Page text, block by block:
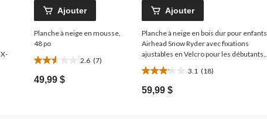
X-
Ajouter
Planche à neige en mousse,
48 po
2.6 (7)
2.6
étoile(s)
sur
49,99 $
Ajouter
Planche à neige en bois dur pour enfants
Airhead Snow Ryder avec fixations
ajustables en Velcro pour les débutants,
3.1 (18)
3.1
étoile(s)
sur
59,99 $